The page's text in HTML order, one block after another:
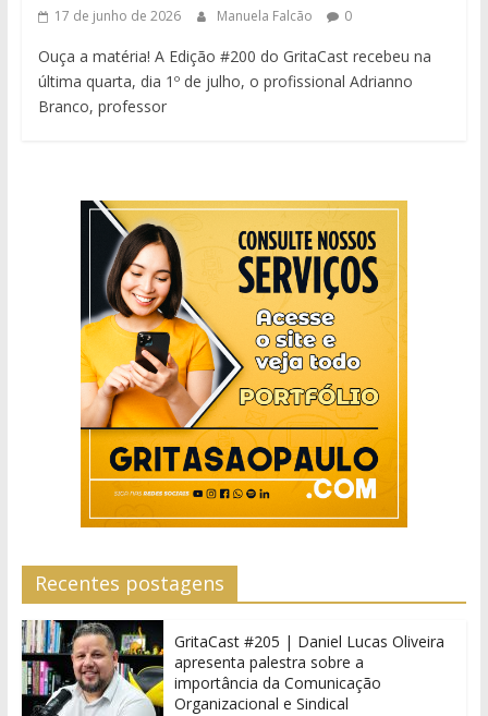
17 de junho de 2026 Manuela Falcão 0
Ouça a matéria! A Edição #200 do GritaCast recebeu na
última quarta, dia 1º de julho, o profissional Adrianno
Branco, professor
Recentes postagens
GritaCast #205 | Daniel Lucas Oliveira
apresenta palestra sobre a
importância da Comunicação
Organizacional e Sindical